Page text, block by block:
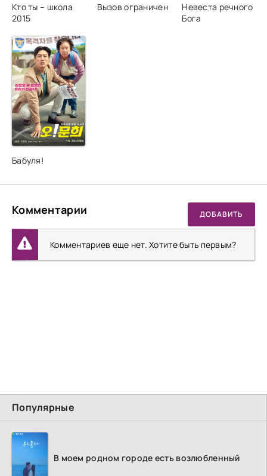
Популярные
В моем родном городе есть возлюбленный
Кто ты – школа
2015
Вызов ограничен
Невеста речного
Бога
Бабуля!
Комментарии ДОБАВИТЬ
Комментариев еще нет. Хотите быть первым?